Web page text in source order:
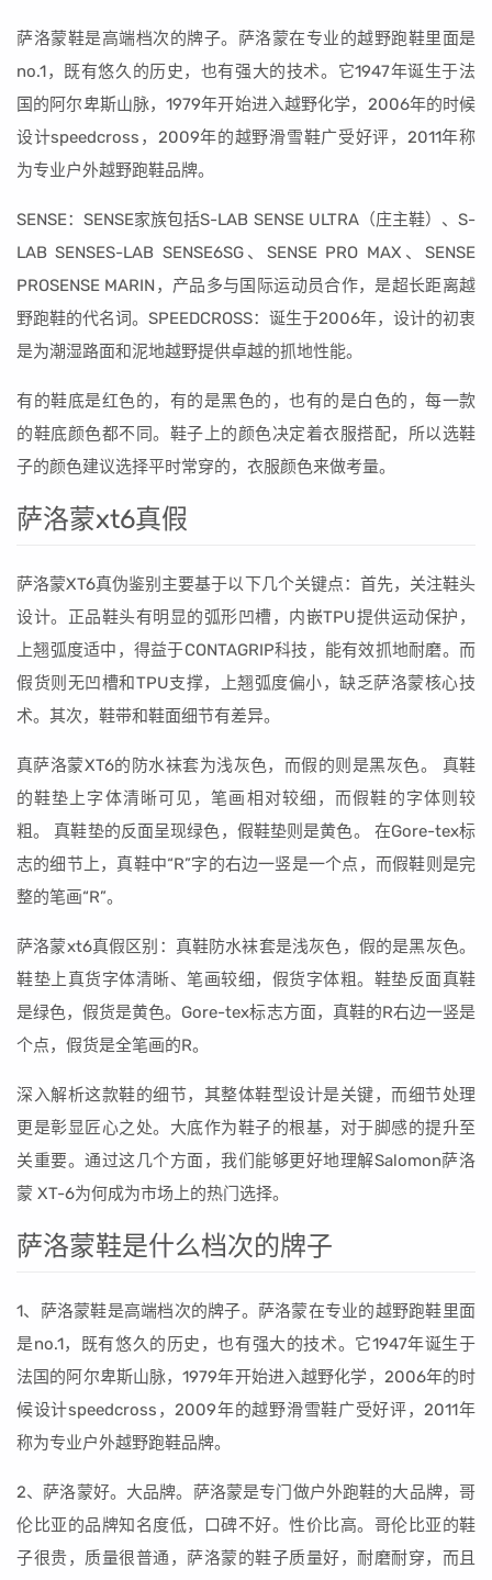
萨洛蒙鞋是高端档次的牌子。萨洛蒙在专业的越野跑鞋里面是
no.1，既有悠久的历史，也有强大的技术。它1947年诞生于法
国的阿尔卑斯山脉，1979年开始进入越野化学，2006年的时候
设计speedcross，2009年的越野滑雪鞋广受好评，2011年称
为专业户外越野跑鞋品牌。
SENSE：SENSE家族包括S-LAB SENSE ULTRA（庄主鞋）、S-
LAB SENSES-LAB SENSE6SG、SENSE PRO MAX、SENSE
PROSENSE MARIN，产品多与国际运动员合作，是超长距离越
野跑鞋的代名词。SPEEDCROSS：诞生于2006年，设计的初衷
是为潮湿路面和泥地越野提供卓越的抓地性能。
有的鞋底是红色的，有的是黑色的，也有的是白色的，每一款
的鞋底颜色都不同。鞋子上的颜色决定着衣服搭配，所以选鞋
子的颜色建议选择平时常穿的，衣服颜色来做考量。
萨洛蒙xt6真假
萨洛蒙XT6真伪鉴别主要基于以下几个关键点：首先，关注鞋头
设计。正品鞋头有明显的弧形凹槽，内嵌TPU提供运动保护，
上翘弧度适中，得益于CONTAGRIP科技，能有效抓地耐磨。而
假货则无凹槽和TPU支撑，上翘弧度偏小，缺乏萨洛蒙核心技
术。其次，鞋带和鞋面细节有差异。
真萨洛蒙XT6的防水袜套为浅灰色，而假的则是黑灰色。 真鞋
的鞋垫上字体清晰可见，笔画相对较细，而假鞋的字体则较
粗。 真鞋垫的反面呈现绿色，假鞋垫则是黄色。 在Gore-tex标
志的细节上，真鞋中“R”字的右边一竖是一个点，而假鞋则是完
整的笔画“R”。
萨洛蒙xt6真假区别：真鞋防水袜套是浅灰色，假的是黑灰色。
鞋垫上真货字体清晰、笔画较细，假货字体粗。鞋垫反面真鞋
是绿色，假货是黄色。Gore-tex标志方面，真鞋的R右边一竖是
个点，假货是全笔画的R。
深入解析这款鞋的细节，其整体鞋型设计是关键，而细节处理
更是彰显匠心之处。大底作为鞋子的根基，对于脚感的提升至
关重要。通过这几个方面，我们能够更好地理解Salomon萨洛
蒙 XT-6为何成为市场上的热门选择。
萨洛蒙鞋是什么档次的牌子
1、萨洛蒙鞋是高端档次的牌子。萨洛蒙在专业的越野跑鞋里面
是no.1，既有悠久的历史，也有强大的技术。它1947年诞生于
法国的阿尔卑斯山脉，1979年开始进入越野化学，2006年的时
候设计speedcross，2009年的越野滑雪鞋广受好评，2011年
称为专业户外越野跑鞋品牌。
2、萨洛蒙好。大品牌。萨洛蒙是专门做户外跑鞋的大品牌，哥
伦比亚的品牌知名度低，口碑不好。性价比高。哥伦比亚的鞋
子很贵，质量很普通，萨洛蒙的鞋子质量好，耐磨耐穿，而且